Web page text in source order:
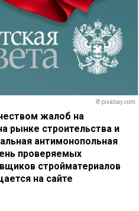
© pixabay.com
жалоб на
рынке строительства и
антимонопольная
проверяемых
стройматериалов
на сайте